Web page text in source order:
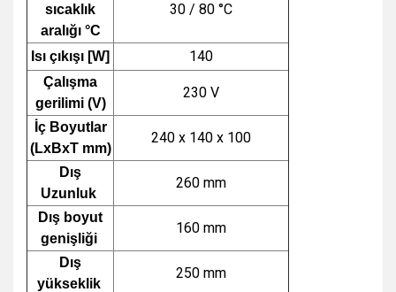
sıcaklık
aralığı °C
30 / 80 °C
Isı çıkışı [W] 140
Çalışma
gerilimi (V)
230 V
İç Boyutlar
(LxBxT mm)
240 x 140 x 100
Dış
Uzunluk
260 mm
Dış boyut
genişliği
160 mm
Dış
yükseklik
250 mm